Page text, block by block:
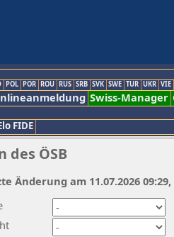
POL POR ROU RUS SRB SVK SWE TUR UKR VIE
Swiss-Manager
FIDE
des ÖSB
Änderung am 11.07.2026